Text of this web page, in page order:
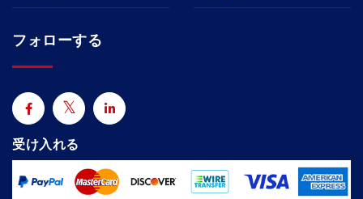
フォローする
受け入れる